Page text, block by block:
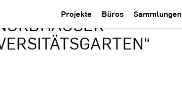
Projekte Büros Sammlungen
I